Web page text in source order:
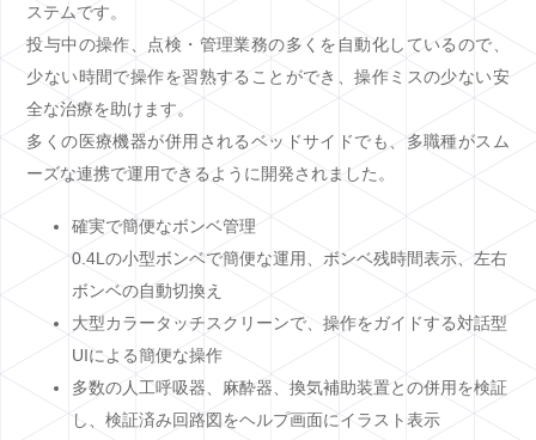
ステムです。
投与中の操作、点検・管理業務の多くを自動化しているので、
少ない時間で操作を習熟することができ、操作ミスの少ない安
全な治療を助けます。
多くの医療機器が併用されるベッドサイドでも、多職種がスム
ーズな連携で運用できるように開発されました。
確実で簡便なボンベ管理
0.4Lの小型ボンベで簡便な運用、ボンベ残時間表示、左右
ボンベの自動切換え
大型カラータッチスクリーンで、操作をガイドする対話型
UIによる簡便な操作
多数の人工呼吸器、麻酔器、換気補助装置との併用を検証
し、検証済み回路図をヘルプ画面にイラスト表示